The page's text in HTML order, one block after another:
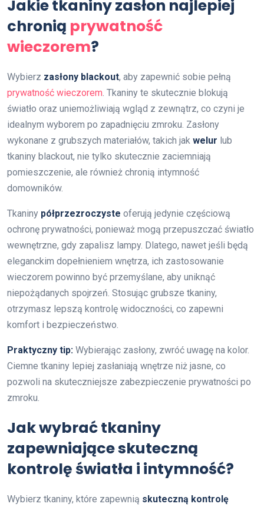
Jakie tkaniny zasłon najlepiej
chronią prywatność
wieczorem?
Wybierz zasłony blackout, aby zapewnić sobie pełną
prywatność wieczorem. Tkaniny te skutecznie blokują
światło oraz uniemożliwiają wgląd z zewnątrz, co czyni je
idealnym wyborem po zapadnięciu zmroku. Zasłony
wykonane z grubszych materiałów, takich jak welur lub
tkaniny blackout, nie tylko skutecznie zaciemniają
pomieszczenie, ale również chronią intymność
domowników.
Tkaniny półprzezroczyste oferują jedynie częściową
ochronę prywatności, ponieważ mogą przepuszczać światło
wewnętrzne, gdy zapalisz lampy. Dlatego, nawet jeśli będą
eleganckim dopełnieniem wnętrza, ich zastosowanie
wieczorem powinno być przemyślane, aby uniknąć
niepożądanych spojrzeń. Stosując grubsze tkaniny,
otrzymasz lepszą kontrolę widoczności, co zapewni
komfort i bezpieczeństwo.
Praktyczny tip: Wybierając zasłony, zwróć uwagę na kolor.
Ciemne tkaniny lepiej zasłaniają wnętrze niż jasne, co
pozwoli na skuteczniejsze zabezpieczenie prywatności po
zmroku.
Jak wybrać tkaniny
zapewniające skuteczną
kontrolę światła i intymność?
Wybierz tkaniny, które zapewnią skuteczną kontrolę